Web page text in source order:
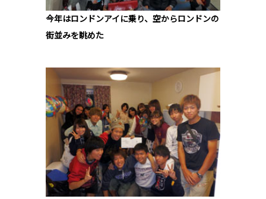
今年はロンドンアイに乗り、空からロンドンの
街並みを眺めた